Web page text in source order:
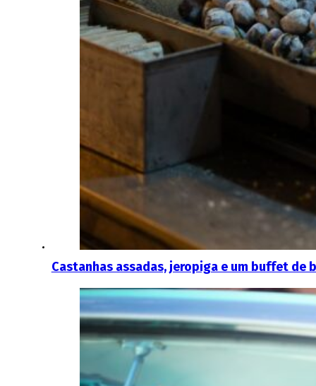
Castanhas assadas, jeropiga e um buffet de